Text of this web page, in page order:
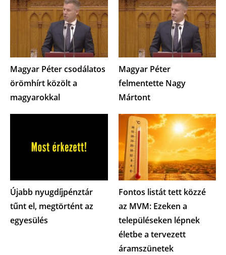
Magyar Péter csodálatos
örömhírt közölt a
magyarokkal
Magyar Péter
felmentette Nagy
Mártont
Újabb nyugdíjpénztár
tűnt el, megtörtént az
egyesülés
Fontos listát tett közzé
az MVM: Ezeken a
településeken lépnek
életbe a tervezett
áramszünetek